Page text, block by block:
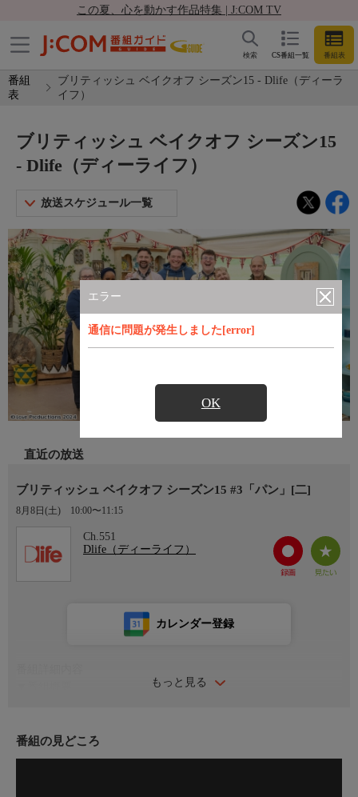
この夏、心を動かす作品特集 | J:COM TV
CS番組一覧 番組表
検索
番組
表
ブリティッシュ ベイクオフ シーズン15 - Dlife（ディーラ
イフ）
エラー
通信に問題が発生しました[error]
OK
ブリティッシュ ベイクオフ シーズン15
- Dlife（ディーライフ）
放送スケジュール一覧
直近の放送
ブリティッシュ ベイクオフ シーズン15 #3「パン」[二]
8月8日(土) 10:00〜11:15
Ch.551
Dlife（ディーライフ）
もっと見る
カレンダー登録
査員がジャッジ。毎話1人脱落者が告げられ、10週かけて優勝者
が決まる。引き続きアリソン・ハモンドとノエル・フィールディ
番組の見どころ